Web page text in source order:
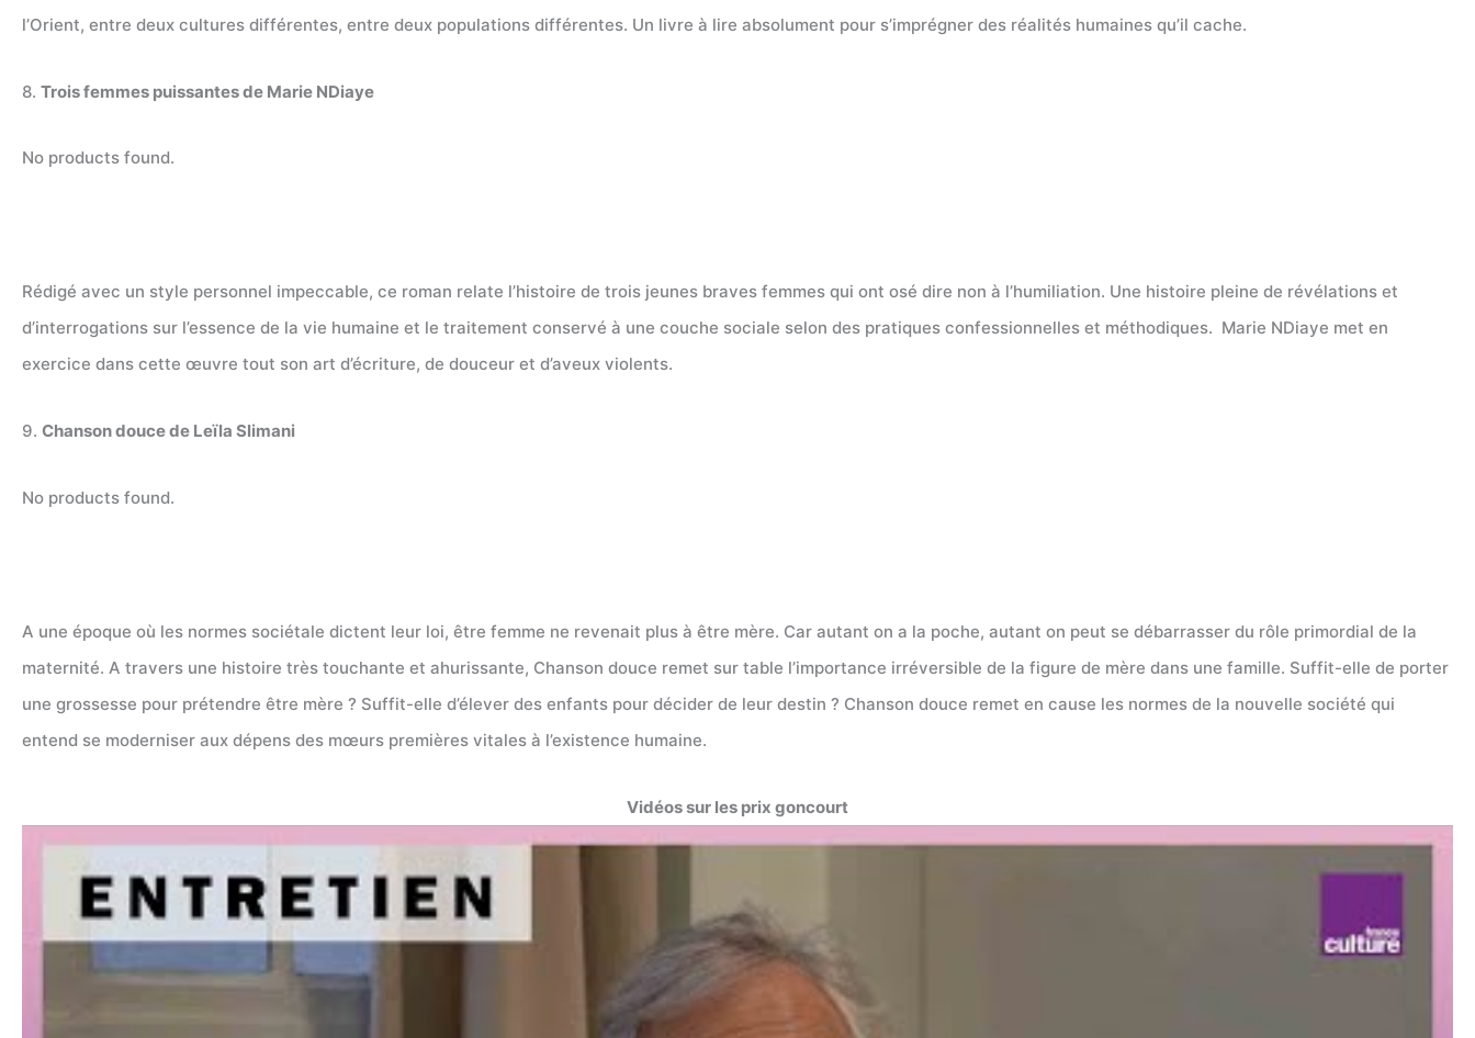
l’Orient, entre deux cultures différentes, entre deux populations différentes. Un livre à lire absolument pour s’imprégner des réalités humaines qu’il cache.
8. Trois femmes puissantes de Marie NDiaye
No products found.
Rédigé avec un style personnel impeccable, ce roman relate l’histoire de trois jeunes braves femmes qui ont osé dire non à l’humiliation. Une histoire pleine de révélations et
d’interrogations sur l’essence de la vie humaine et le traitement conservé à une couche sociale selon des pratiques confessionnelles et méthodiques. Marie NDiaye met en
exercice dans cette œuvre tout son art d’écriture, de douceur et d’aveux violents.
9. Chanson douce de Leïla Slimani
No products found.
A une époque où les normes sociétale dictent leur loi, être femme ne revenait plus à être mère. Car autant on a la poche, autant on peut se débarrasser du rôle primordial de la
maternité. A travers une histoire très touchante et ahurissante, Chanson douce remet sur table l’importance irréversible de la figure de mère dans une famille. Suffit-elle de porter
une grossesse pour prétendre être mère ? Suffit-elle d’élever des enfants pour décider de leur destin ? Chanson douce remet en cause les normes de la nouvelle société qui
entend se moderniser aux dépens des mœurs premières vitales à l’existence humaine.
Vidéos sur les prix goncourt